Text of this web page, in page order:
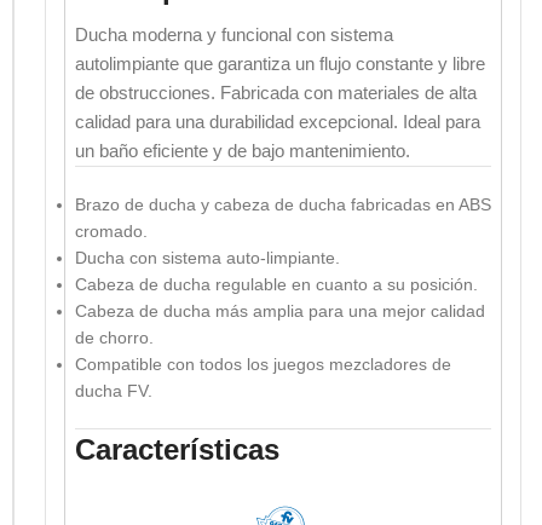
Ducha moderna y funcional con sistema
autolimpiante que garantiza un flujo constante y libre
de obstrucciones. Fabricada con materiales de alta
calidad para una durabilidad excepcional. Ideal para
un baño eficiente y de bajo mantenimiento.
Brazo de ducha y cabeza de ducha fabricadas en ABS
cromado.
Ducha con sistema auto-limpiante.
Cabeza de ducha regulable en cuanto a su posición.
Cabeza de ducha más amplia para una mejor calidad
de chorro.
Compatible con todos los juegos mezcladores de
ducha FV.
Características